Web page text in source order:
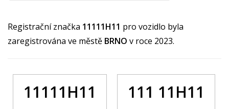
Registrační značka 11111H11 pro vozidlo byla
zaregistrována ve městě BRNO v roce 2023.
11111H11 111 11H11